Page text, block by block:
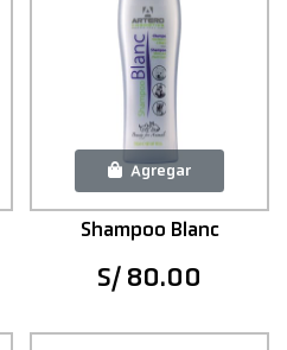
Agregar
Shampoo Blanc
S/ 80.00